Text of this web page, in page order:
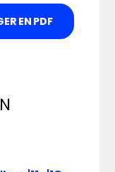
EN PDF